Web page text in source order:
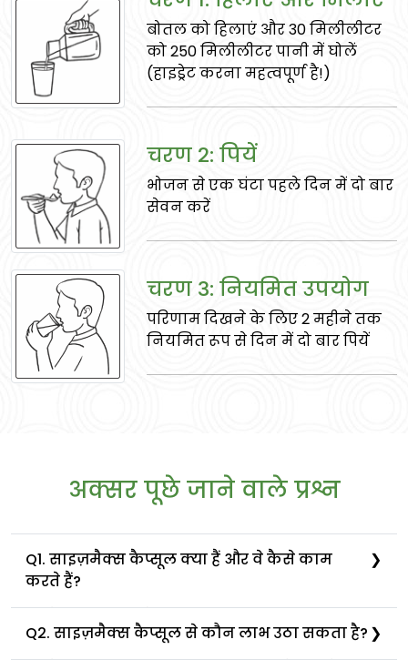
मुलेठी
श्वसन समस्याओं को शांत करता है, पाचन का
समर्थन करता है, और स्वस्थ त्वचा को समर्थन करता
है।
सफेद-मूसली
वीर्य की कमी को दूर करता है, यौन इच्छा को बढ़ाता
है, और यौन संतुष्टि को समर्थन करता है।
शतावरी
महिला जनन स्वास्थ्य का समर्थन करती है,
बोतल को हिलाएं और 30 मिलीलीटर
को 250 मिलीलीटर पानी में घोलें
(हाइड्रेट करना महत्वपूर्ण है!)
चरण 2: पियें
भोजन से एक घंटा पहले दिन में दो बार
सेवन करें
चरण 3: नियमित उपयोग
परिणाम दिखने के लिए 2 महीने तक
नियमित रूप से दिन में दो बार पियें
अक्सर पूछे जाने वाले प्रश्न
Q1. साइज़मैक्स कैप्सूल क्या हैं और वे कैसे काम
करते हैं?
हमारे कैप्सूल सख्त और लंबे समय तक चलने वाले लिंग के
निर्माण के लिए लिंग में स्वस्थ रक्त प्रवाह को बढ़ाकर आपके
Q2. साइज़मैक्स कैप्सूल से कौन लाभ उठा सकता है?